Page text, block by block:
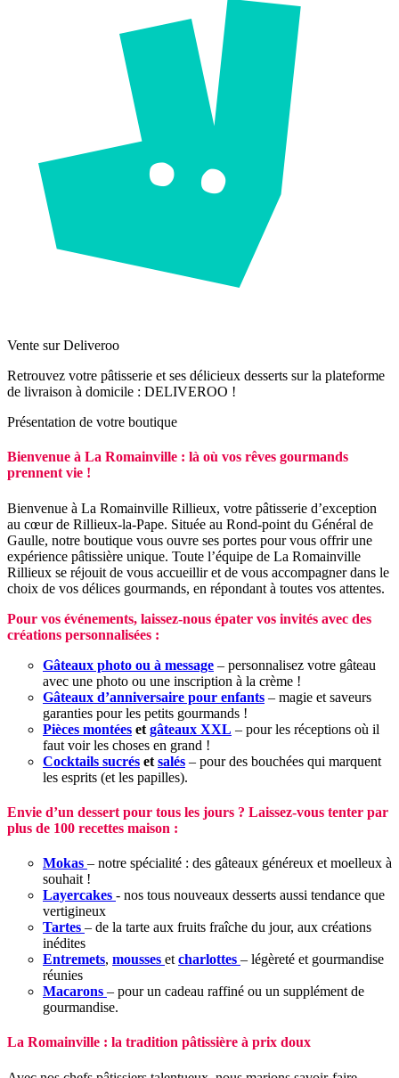
Vente sur Deliveroo
Retrouvez votre pâtisserie et ses délicieux desserts sur la plateforme
de livraison à domicile : DELIVEROO !
Présentation de votre boutique
Bienvenue à La Romainville : là où vos rêves gourmands
prennent vie !
Bienvenue à La Romainville Rillieux, votre pâtisserie d’exception
au cœur de Rillieux-la-Pape. Située au Rond-point du Général de
Gaulle, notre boutique vous ouvre ses portes pour vous offrir une
expérience pâtissière unique. Toute l’équipe de La Romainville
Rillieux se réjouit de vous accueillir et de vous accompagner dans le
choix de vos délices gourmands, en répondant à toutes vos attentes.
Pour vos événements, laissez-nous épater vos invités avec des
créations personnalisées :
Gâteaux photo ou à message – personnalisez votre gâteau
avec une photo ou une inscription à la crème !
Gâteaux d’anniversaire pour enfants – magie et saveurs
garanties pour les petits gourmands !
Pièces montées et gâteaux XXL – pour les réceptions où il
faut voir les choses en grand !
Cocktails sucrés et salés – pour des bouchées qui marquent
les esprits (et les papilles).
Envie d’un dessert pour tous les jours ? Laissez-vous tenter par
plus de 100 recettes maison :
Mokas – notre spécialité : des gâteaux généreux et moelleux à
souhait !
Layercakes - nos tous nouveaux desserts aussi tendance que
vertigineux
Tartes – de la tarte aux fruits fraîche du jour, aux créations
inédites
Entremets, mousses et charlottes – légèreté et gourmandise
réunies
Macarons – pour un cadeau raffiné ou un supplément de
gourmandise.
La Romainville : la tradition pâtissière à prix doux